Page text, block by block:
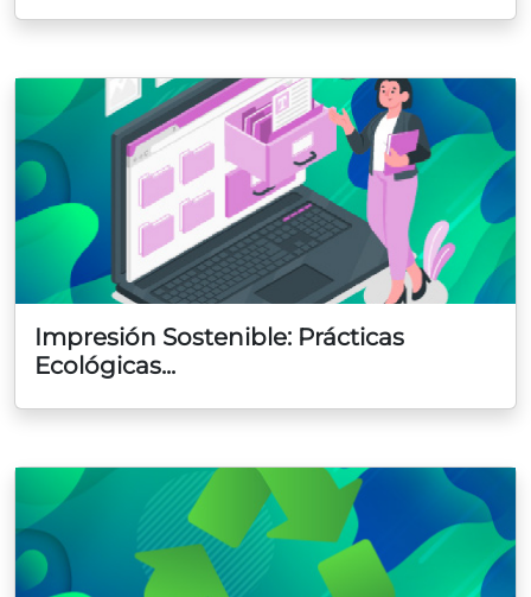
Impresión Sostenible: Prácticas
Ecológicas...